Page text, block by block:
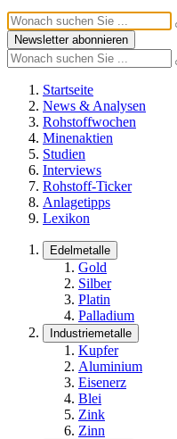
Newsletter abonnieren
Startseite
News & Analysen
Rohstoffwochen
Minenaktien
Studien
Interviews
Rohstoff-Ticker
Anlagetipps
Lexikon
Edelmetalle
Gold
Silber
Platin
Palladium
Industriemetalle
Kupfer
Aluminium
Eisenerz
Blei
Zink
Zinn